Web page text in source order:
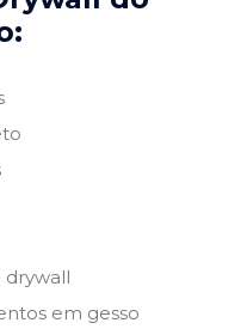
drywall
em gesso